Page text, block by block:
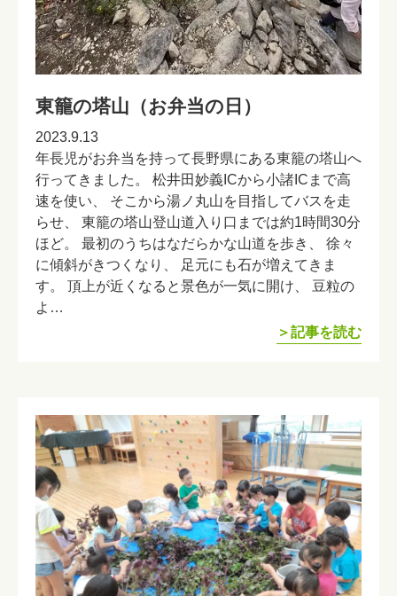
東籠の塔山（お弁当の日）
2023.9.13
年長児がお弁当を持って長野県にある東籠の塔山へ
行ってきました。 松井田妙義ICから小諸ICまで高
速を使い、 そこから湯ノ丸山を目指してバスを走
らせ、 東籠の塔山登山道入り口までは約1時間30分
ほど。 最初のうちはなだらかな山道を歩き、 徐々
に傾斜がきつくなり、 足元にも石が増えてきま
す。 頂上が近くなると景色が一気に開け、 豆粒の
よ…
＞記事を読む